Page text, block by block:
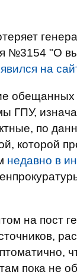
№3154 "О
на
обещанных
ГПУ,
по
которой
недавно в
на пост
пока не